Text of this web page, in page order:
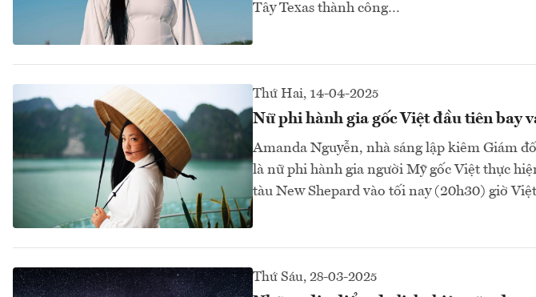
Tây Texas thành công…
Thứ Hai, 14-04-2025
Nữ phi hành gia gốc Việt đầu tiên bay
Amanda Nguyễn, nhà sáng lập kiêm Giám
là nữ phi hành gia người Mỹ gốc Việt thực
tàu New Shepard vào tối nay (20h30) giờ
Thứ Sáu, 28-03-2025